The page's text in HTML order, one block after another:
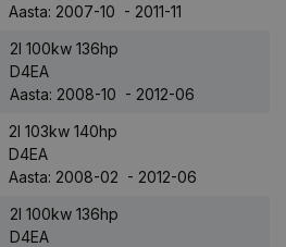
Aasta: 2007-10 - 2011-11
2l 100kw 136hp
D4EA
Aasta: 2008-10 - 2012-06
2l 103kw 140hp
D4EA
Aasta: 2008-02 - 2012-06
2l 100kw 136hp
D4EA